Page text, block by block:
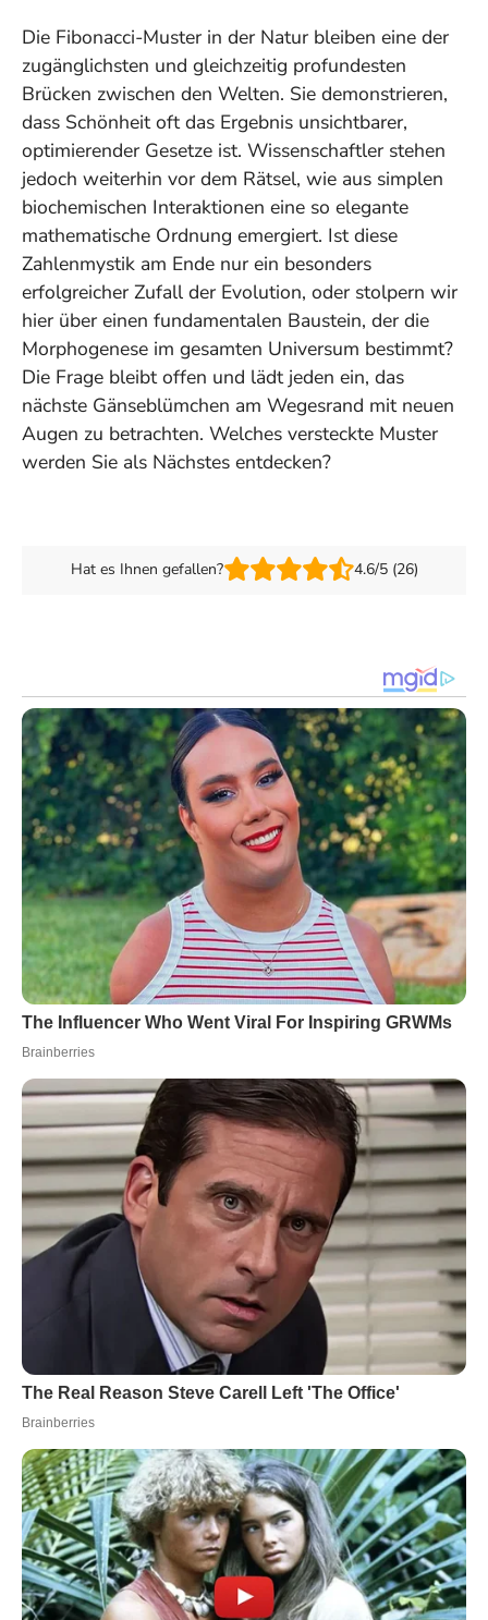
Die Fibonacci-Muster in der Natur bleiben eine der
zugänglichsten und gleichzeitig profundesten
Brücken zwischen den Welten. Sie demonstrieren,
dass Schönheit oft das Ergebnis unsichtbarer,
optimierender Gesetze ist. Wissenschaftler stehen
jedoch weiterhin vor dem Rätsel, wie aus simplen
biochemischen Interaktionen eine so elegante
mathematische Ordnung emergiert. Ist diese
Zahlenmystik am Ende nur ein besonders
erfolgreicher Zufall der Evolution, oder stolpern wir
hier über einen fundamentalen Baustein, der die
Morphogenese im gesamten Universum bestimmt?
Die Frage bleibt offen und lädt jeden ein, das
nächste Gänseblümchen am Wegesrand mit neuen
Augen zu betrachten. Welches versteckte Muster
werden Sie als Nächstes entdecken?
Hat es Ihnen gefallen? 4.6/5 (26)